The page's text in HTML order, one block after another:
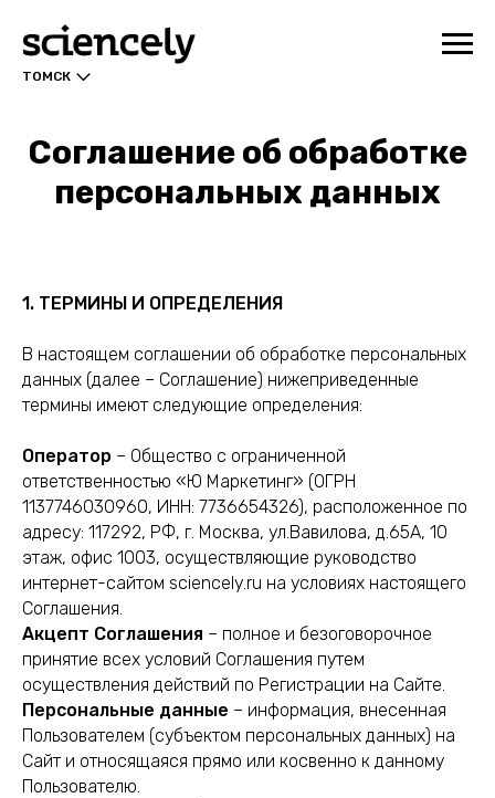
ТОМСК
Соглашение об обработке
персональных данных
1. ТЕРМИНЫ И ОПРЕДЕЛЕНИЯ
В настоящем соглашении об обработке персональных
данных (далее – Соглашение) нижеприведенные
термины имеют следующие определения:
Оператор – Общество с ограниченной
ответственностью «Ю Маркетинг» (ОГРН
1137746030960, ИНН: 7736654326), расположенное по
адресу: 117292, РФ, г. Москва, ул.Вавилова, д.65А, 10
этаж, офис 1003, осуществляющие руководство
интернет-сайтом sciencely.ru на условиях настоящего
Соглашения.
Акцепт Соглашения – полное и безоговорочное
принятие всех условий Соглашения путем
осуществления действий по Регистрации на Сайте.
Персональные данные – информация, внесенная
Пользователем (субъектом персональных данных) на
Сайт и относящаяся прямо или косвенно к данному
Пользователю.